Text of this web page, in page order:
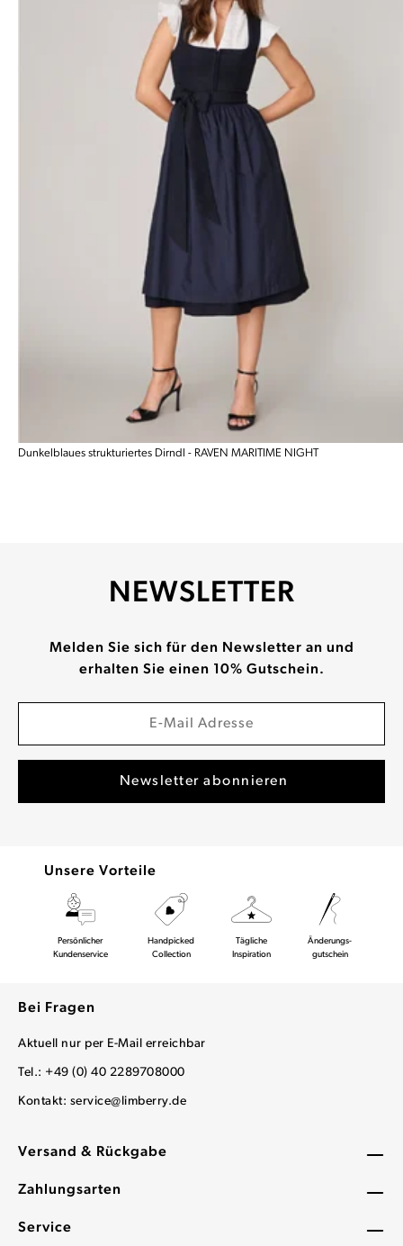
Dunkelblaues strukturiertes Dirndl - RAVEN MARITIME NIGHT
Versand & Rückgabe
Zahlungsarten
Service
NEWSLETTER
Melden Sie sich für den Newsletter an und
erhalten Sie einen 10% Gutschein.
Unsere Vorteile
Persönlicher
Kundenservice
Handpicked
Collection
Tägliche
Inspiration
Änderungs-
gutschein
Bei Fragen
Aktuell nur per E-Mail erreichbar
Tel.: +49 (0) 40 2289708000
Kontakt: service@limberry.de